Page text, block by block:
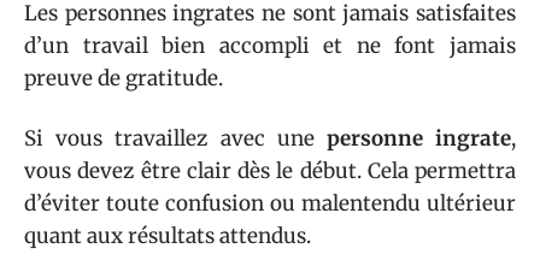
Les personnes ingrates ne sont jamais satisfaites
d’un travail bien accompli et ne font jamais
preuve de gratitude.
Si vous travaillez avec une personne ingrate,
vous devez être clair dès le début. Cela permettra
d’éviter toute confusion ou malentendu ultérieur
quant aux résultats attendus.